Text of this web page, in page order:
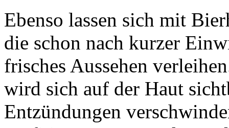
Ebenso lassen sich mit
die schon nach kurzer
frisches Aussehen
wird sich auf der Haut
Entzündungen